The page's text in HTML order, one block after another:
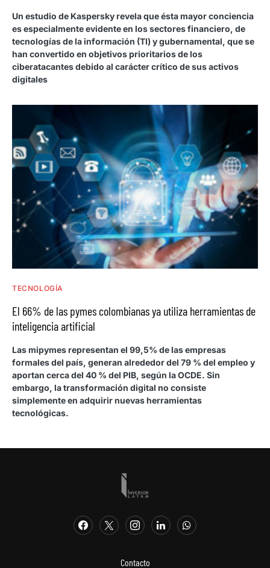
Un estudio de Kaspersky revela que ésta mayor conciencia
es especialmente evidente en los sectores financiero, de
tecnologías de la información (TI) y gubernamental, que se
han convertido en objetivos prioritarios de los
ciberatacantes debido al carácter crítico de sus activos
digitales
TECNOLOGÍA
El 66% de las pymes colombianas ya utiliza herramientas de
inteligencia artificial
Las mipymes representan el 99,5% de las empresas
formales del país, generan alrededor del 79 % del empleo y
aportan cerca del 40 % del PIB, según la OCDE. Sin
embargo, la transformación digital no consiste
simplemente en adquirir nuevas herramientas
tecnológicas.
Contacto